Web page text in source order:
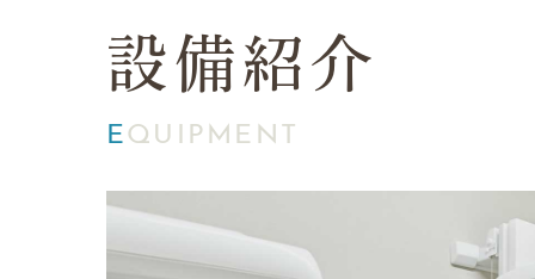
設備紹介
EQUIPMENT